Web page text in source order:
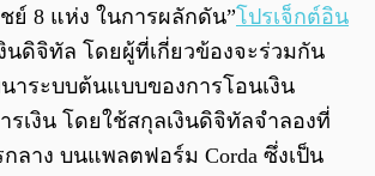
8 แห่ง ในการผลักดัน”โปรเจ็กต์อิน
นดิจิทัล โดยผู้ที่เกี่ยวข้องจะร่วมกัน
ระบบต้นแบบของการโอนเงิน
รเงิน โดยใช้สกุลเงินดิจิทัลจำลองที่
ลาง บนแพลตฟอร์ม Corda ซึ่งเป็น